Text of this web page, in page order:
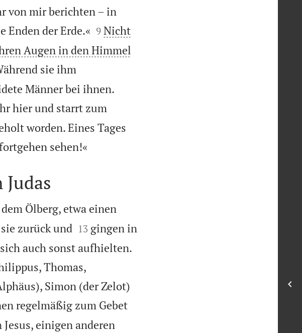
von mir berichten – in
Enden der Erde.«
9 Nicht
Augen in den Himmel
sie ihm
Männer bei ihnen.
hier und starrt zum
worden. Eines Tages
sehen!«
Ölberg, etwa einen
zurück und
13 gingen in
auch sonst aufhielten.
Thomas,
Simon (der Zelot)
regelmäßig zum Gebet
einigen anderen